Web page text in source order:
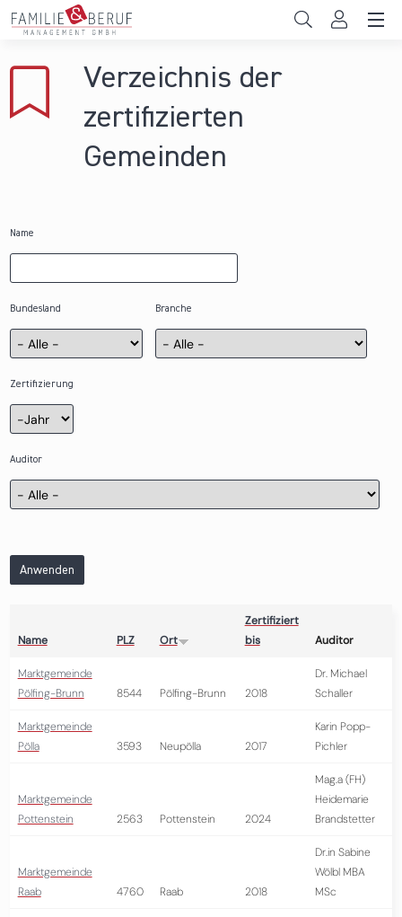
Direkt zum Inhalt
Gemeinden
Hochschulen
Verzeichnis der
zertifizierten
Gemeinden
Name
Bundesland Branche
Zertifizierung
Zertifizierung
Jahr
Auditor
Anwenden
Name PLZ Ort
Zertifiziert
bis
Auditor
Marktgemeinde
Pölfing-Brunn
8544 Pölfing-Brunn 2018
Dr. Michael
Schaller
Marktgemeinde
Pölla
3593 Neupölla 2017
Karin Popp-
Pichler
Marktgemeinde
Pottenstein
2563 Pottenstein 2024
Mag.a (FH)
Heidemarie
Brandstetter
Marktgemeinde
Raab
4760 Raab 2018
Dr.in Sabine
Wölbl MBA
MSc